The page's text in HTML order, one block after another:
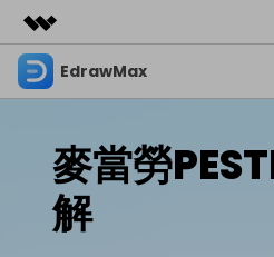
精選產品
實用工具
解決方案
關於我們
新聞中心
EdrawMax
圖表
商業用途
麥當勞
解